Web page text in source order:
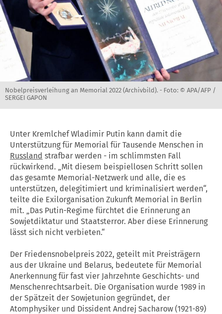
Nobelpreisverleihung an Memorial 2022 (Archivbild). - Foto: © APA/AFP /
SERGEI GAPON
Unter Kremlchef Wladimir Putin kann damit die
Unterstützung für Memorial für Tausende Menschen in
Russland strafbar werden - im schlimmsten Fall
rückwirkend. „Mit diesem beispiellosen Schritt sollen
das gesamte Memorial-Netzwerk und alle, die es
unterstützen, delegitimiert und kriminalisiert werden“,
teilte die Exilorganisation Zukunft Memorial in Berlin
mit. „Das Putin-Regime fürchtet die Erinnerung an
Sowjetdiktatur und Staatsterror. Aber diese Erinnerung
lässt sich nicht verbieten.“
Der Friedensnobelpreis 2022, geteilt mit Preisträgern
aus der Ukraine und Belarus, bedeutete für Memorial
Anerkennung für fast vier Jahrzehnte Geschichts- und
Menschenrechtsarbeit. Die Organisation wurde 1989 in
der Spätzeit der Sowjetunion gegründet, der
Atomphysiker und Dissident Andrej Sacharow (1921-89)